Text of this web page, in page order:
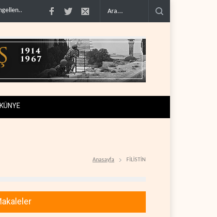
ağır darbe, yüzlerce asker ö.. Hürmüz krizi ABD'nin petrol rezervlerini
KÜNYE
Anasayfa FİLİSTİN